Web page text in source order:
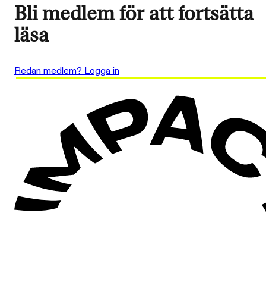
Bli medlem för att fortsätta
läsa
Redan medlem? Logga in